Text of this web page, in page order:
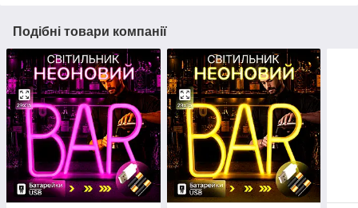
Подібні товари компанії